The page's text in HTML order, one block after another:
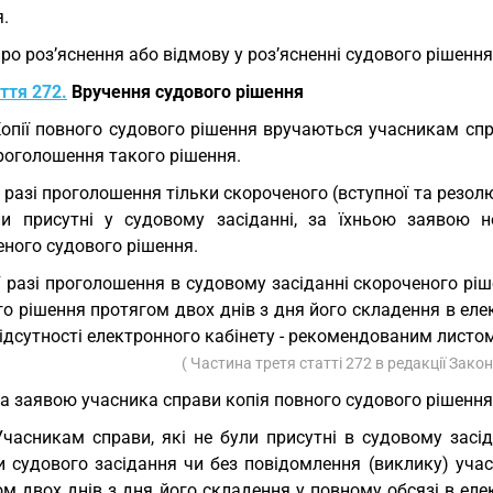
роз’яснення або відмову у роз’ясненні судового
272. Вручення судового рішення
повного судового рішення вручаються учасникам
такого рішення.
проголошення тільки скороченого (вступної та
присутні у судовому засіданні, за їхньою заявою
судового рішення.
разі проголошення в судовому засіданні скороченого
рішення протягом двох днів з дня його складення в
електронного кабінету - рекомендованим
( Частина третя статті 272 в редакції
заявою учасника справи копія повного судового
справи, які не були присутні в судовому
засідання чи без повідомлення (виклику)